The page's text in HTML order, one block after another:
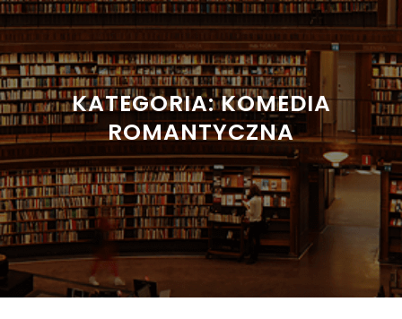
KATEGORIA:KOMEDIA
ROMANTYCZNA